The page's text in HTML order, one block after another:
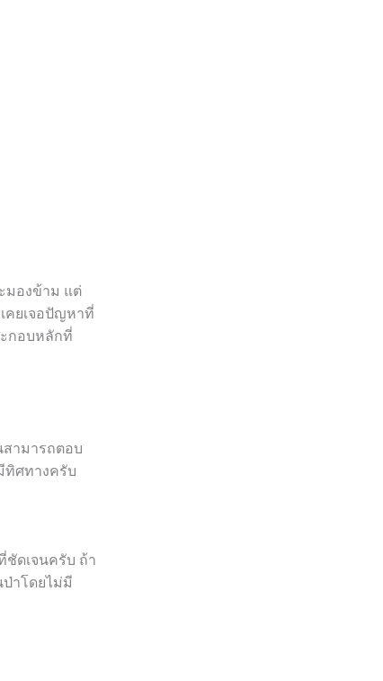
มองข้าม แต่
คยเจอปัญหาที่
กอบหลักที่
ามารถตอบ
ทิศทางครับ
ชัดเจนครับ ถ้า
ป่าโดยไม่มี